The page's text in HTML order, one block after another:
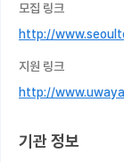
모집 링크
http://
지원 링크
http://
기관 정보